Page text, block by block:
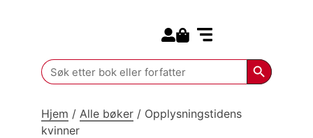
Search
for:
Search
Hjem / Alle bøker / Opplysningstidens
kvinner